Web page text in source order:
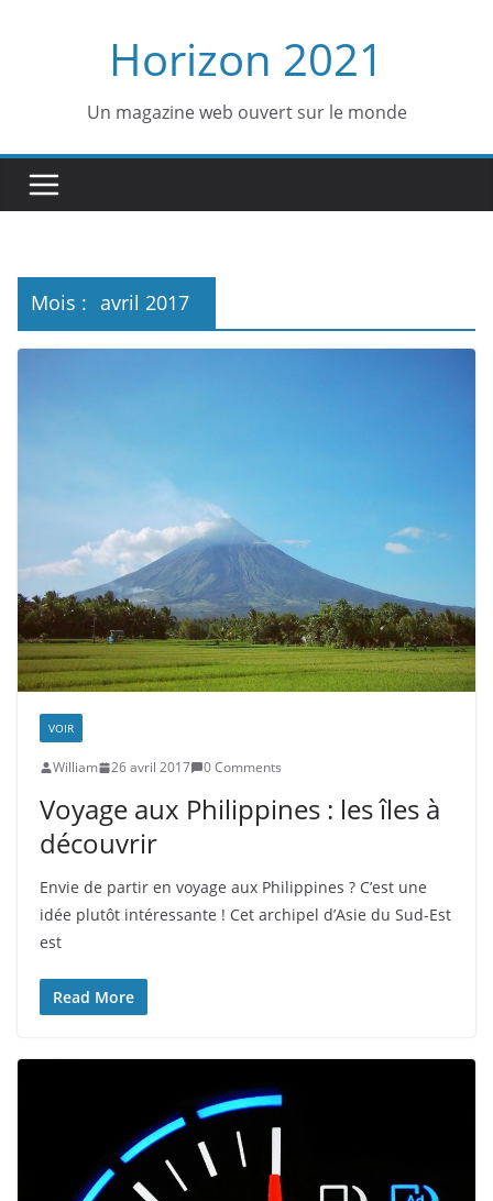
Horizon 2021
Un magazine web ouvert sur le monde
Mois : avril 2017
VOIR
William 26 avril 2017 0 Comments
Voyage aux Philippines : les îles à
découvrir
Envie de partir en voyage aux Philippines ? C’est une
idée plutôt intéressante ! Cet archipel d’Asie du Sud-Est
est
Read More